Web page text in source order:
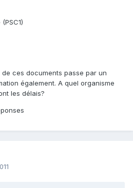
ces documents passe par un
également. A quel organisme
les délais?